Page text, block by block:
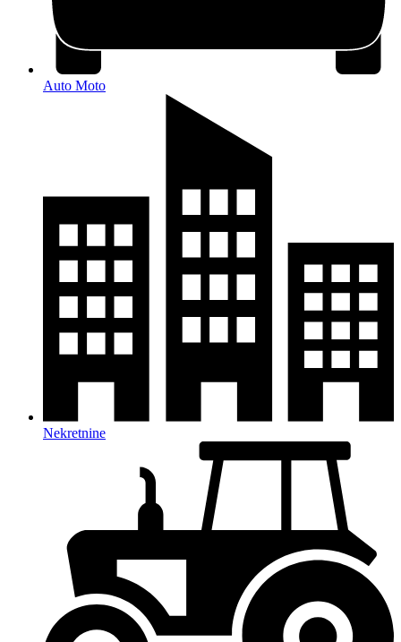
Auto Moto
Nekretnine